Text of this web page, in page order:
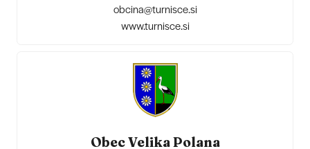
obcina@turnisce.si
www.turnisce.si
Obec Velika Polana